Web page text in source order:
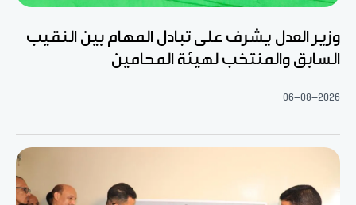
وزير العدل يشرف على تبادل المهام بين النقيب
السابق والمنتخب لهيئة المحامين
06-08-2026